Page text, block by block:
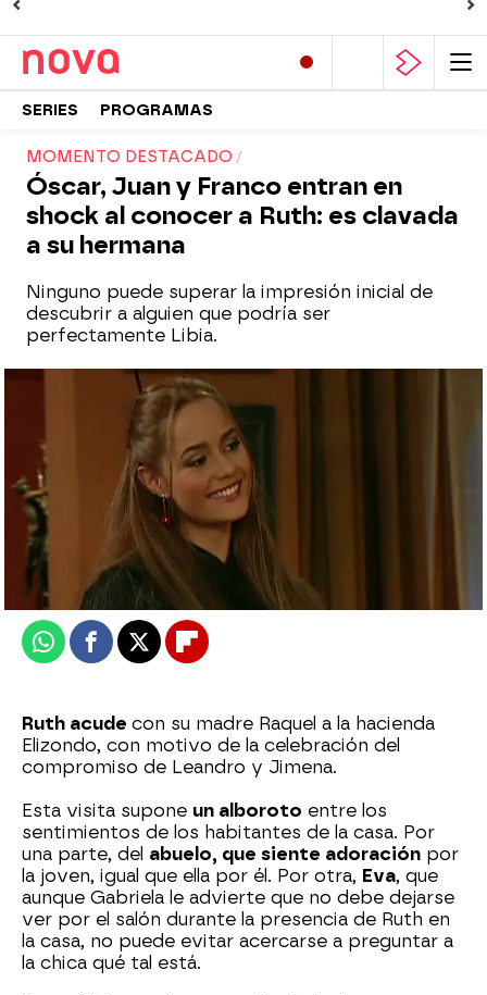
SERIES PROGRAMAS
MOMENTO DESTACADO
Óscar, Juan y Franco entran en
shock al conocer a Ruth: es clavada
a su hermana
Ninguno puede superar la impresión inicial de
descubrir a alguien que podría ser
perfectamente Libia.
Nova
Publicado: 31 de octubre de 2025, 10:52
WhatsappFacebook
X Flipboard
Ruth acude con su madre Raquel a la hacienda
Elizondo, con motivo de la celebración del
compromiso de Leandro y Jimena.
Esta visita supone un alboroto entre los
sentimientos de los habitantes de la casa. Por
una parte, del abuelo, que siente adoración por
la joven, igual que ella por él. Por otra, Eva, que
aunque Gabriela le advierte que no debe dejarse
ver por el salón durante la presencia de Ruth en
la casa, no puede evitar acercarse a preguntar a
la chica qué tal está.